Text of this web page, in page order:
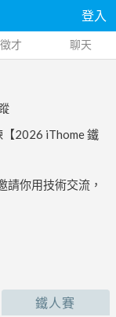
登入
徵才 聊天
2026 iThome 鐵
你用技術交流，
鐵人賽